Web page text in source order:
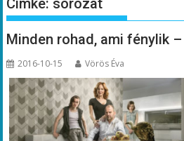
Címke: sorozat
Minden rohad, ami fénylik
2016-10-15 Vörös Éva